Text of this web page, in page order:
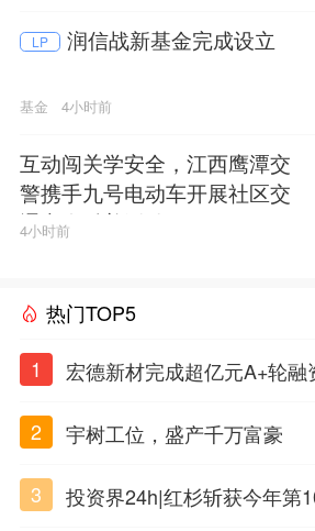
LP 润信战新基金完成设立
基金 4小时前
互动闯关学安全，江西鹰潭交
警携手九号电动车开展社区交
通安全科普活动
4小时前
热门TOP5
1
宏德新材完成超亿元A+轮
2
宇树工位，盛产千万富豪
3
投资界24h|红杉斩获今年第